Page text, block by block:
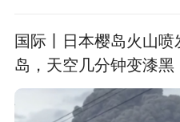
国际丨日本樱岛火山
岛，天空几分钟变漆黑